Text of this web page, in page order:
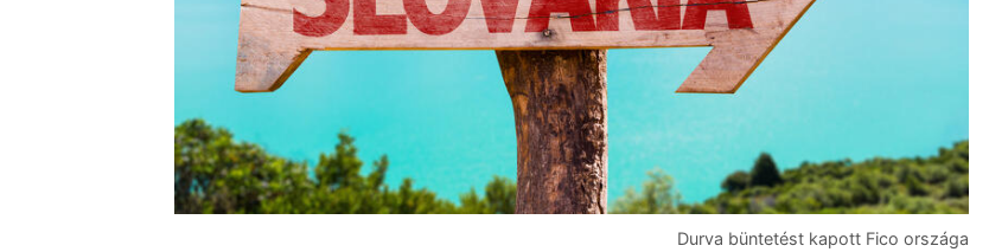
Durva büntetést kapott Fico országa